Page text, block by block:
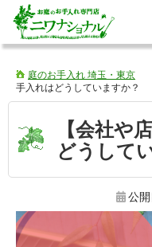
庭のお手入れ 埼玉・東京
手入れはどうしていますか？
【会社や
どうして
公